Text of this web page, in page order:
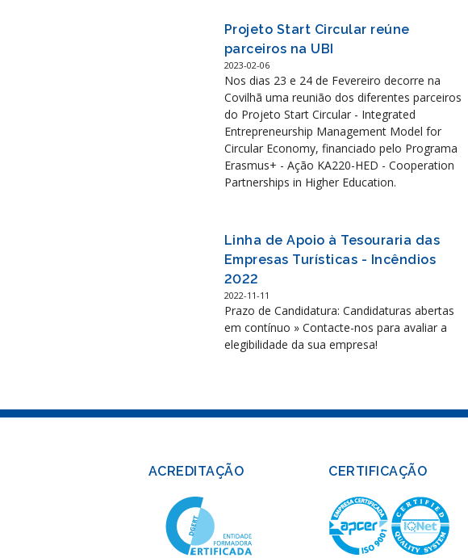
Projeto Start Circular reúne
parceiros na UBI
2023-02-06
Nos dias 23 e 24 de Fevereiro decorre na
Covilhã uma reunião dos diferentes parceiros
do Projeto Start Circular - Integrated
Entrepreneurship Management Model for
Circular Economy, financiado pelo Programa
Erasmus+ - Ação KA220-HED - Cooperation
Partnerships in Higher Education.
Linha de Apoio à Tesouraria das
Empresas Turísticas - Incêndios
2022
2022-11-11
Prazo de Candidatura: Candidaturas abertas
em contínuo » Contacte-nos para avaliar a
elegibilidade da sua empresa!
ACREDITAÇÃO CERTIFICAÇÃO